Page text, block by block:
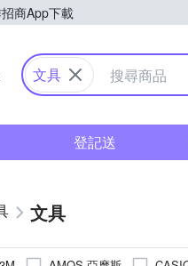
商App下載
Yahoo購物中心
文具
登記送
文具